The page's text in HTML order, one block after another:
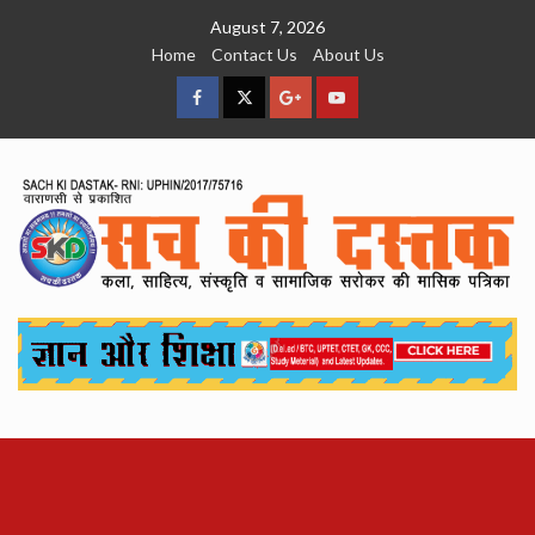
August 7, 2026
Home
Contact Us About Us
facebookTwitterGoogleYouTube